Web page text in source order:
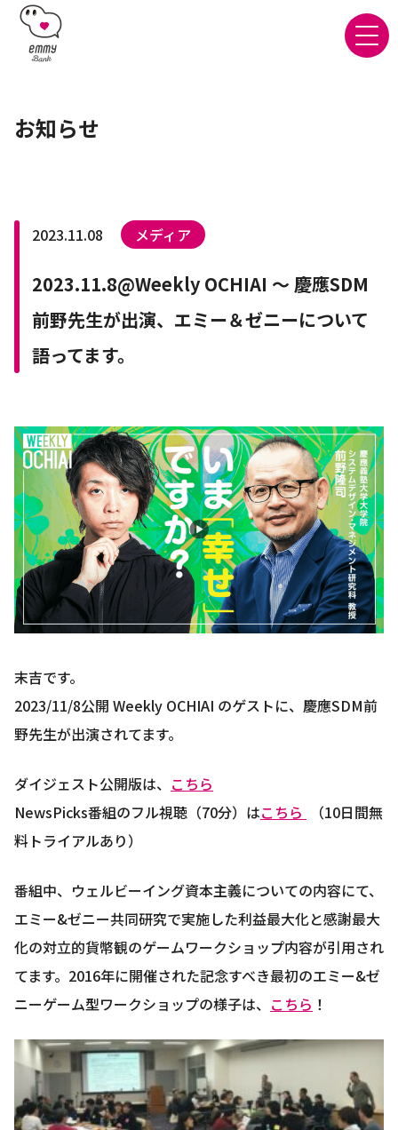
お知らせ
2023.11.08 メディア
2023.11.8@Weekly OCHIAI ～ 慶應SDM
前野先生が出演、エミー＆ゼニーについて
語ってます。
末吉です。
2023/11/8公開 Weekly OCHIAI のゲストに、慶應SDM前
野先生が出演されてます。
ダイジェスト公開版は、 こちら
NewsPicks番組のフル視聴（70分）はこちら
（10日間無
料トライアルあり）
番組中、ウェルビーイング資本主義についての内容にて、
エミー&ゼニー共同研究で実施した利益最大化と感謝最大
化の対立的貨幣観のゲームワークショップ内容が引用され
てます。2016年に開催された記念すべき最初のエミー&ゼ
ニーゲーム型ワークショップの様子は、 こちら ！